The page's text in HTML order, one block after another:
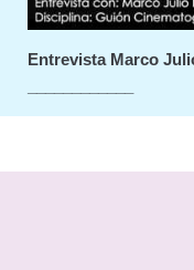
Entrevista Marco